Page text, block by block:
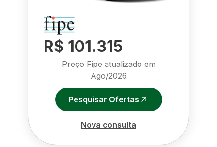
R$ 101.315
Preço Fipe atualizado em
Ago/2026
Pesquisar Ofertas
Nova consulta